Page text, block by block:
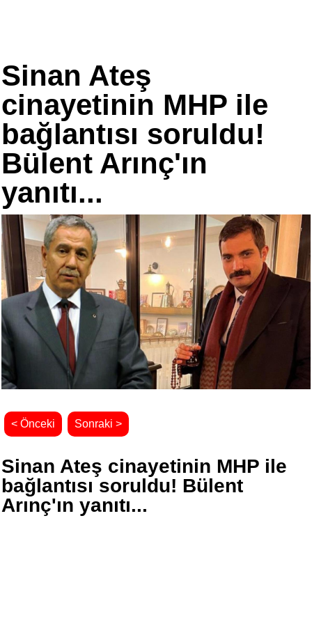
Sinan Ateş
cinayetinin MHP ile
bağlantısı soruldu!
Bülent Arınç'ın
yanıtı...
< Önceki Sonraki >
Sinan Ateş cinayetinin MHP ile
bağlantısı soruldu! Bülent
Arınç'ın yanıtı...